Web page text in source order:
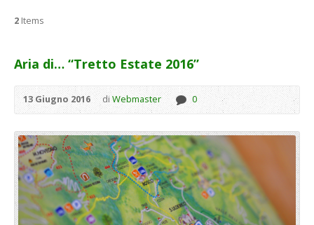
2 Items
Aria di… “Tretto Estate 2016”
13 Giugno 2016 diWebmaster 0